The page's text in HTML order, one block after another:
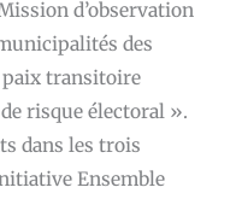
d’observation
des
transitoire
risque électoral ».
dans les trois
Ensemble